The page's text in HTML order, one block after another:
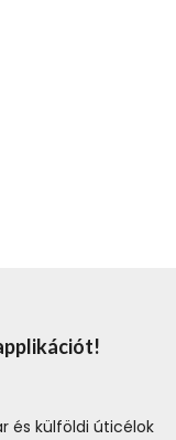
és külföldi úticélok